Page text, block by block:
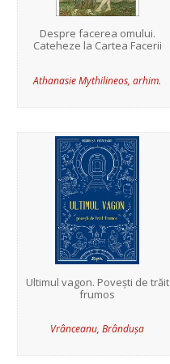
Despre facerea omului.
Cateheze la Cartea Facerii
Athanasie Mythilineos, arhim.
Ultimul vagon. Povești de trăit
frumos
Vrânceanu, Brândușa